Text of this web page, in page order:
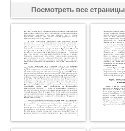
Посмотреть все страницы